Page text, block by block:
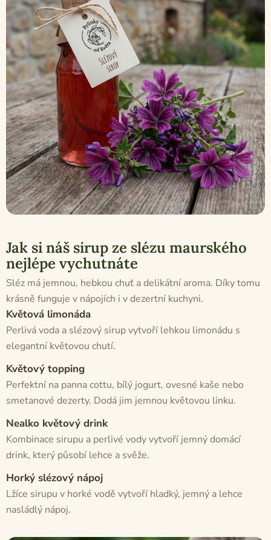
Jak si náš sirup ze slézu maurského
nejlépe vychutnáte
Sléz má jemnou, hebkou chuť a delikátní aroma. Díky tomu
krásně funguje v nápojích i v dezertní kuchyni.
Květová limonáda
Perlivá voda a slézový sirup vytvoří lehkou limonádu s
elegantní květovou chutí.
Květový topping
Perfektní na panna cottu, bílý jogurt, ovesné kaše nebo
smetanové dezerty. Dodá jim jemnou květovou linku.
Nealko květový drink
Kombinace sirupu a perlivé vody vytvoří jemný domácí
drink, který působí lehce a svěže.
Horký slézový nápoj
Lžíce sirupu v horké vodě vytvoří hladký, jemný a lehce
nasládlý nápoj.